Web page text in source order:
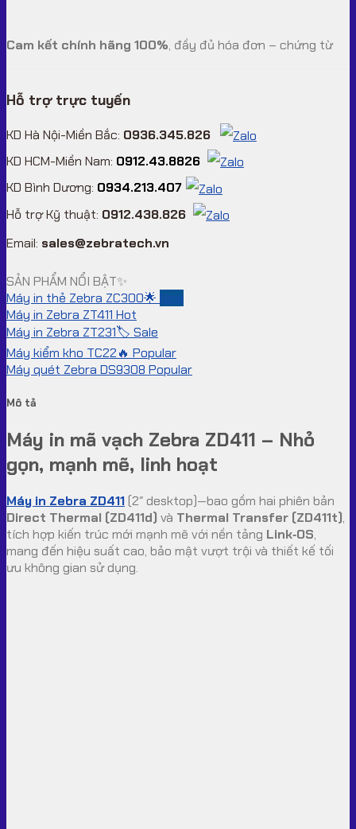
Cam kết chính hãng 100%, đầy đủ hóa đơn – chứng từ
Hỗ trợ trực tuyến
KD Hà Nội-Miền Bắc: 0936.345.826
KD HCM-Miền Nam: 0912.43.8826
KD Bình Dương: 0934.213.407
Hỗ trợ Kỹ thuật: 0912.438.826
Email: sales@zebratech.vn
SẢN PHẨM NỔI BẬT✨
Máy in thẻ Zebra ZC300🌟
Máy in Zebra ZT411
Máy in Zebra ZT231🏷️
Máy kiểm kho TC22🔥
Máy quét Zebra DS9308
Mô tả
Máy in mã vạch Zebra ZD411 – Nhỏ
gọn, mạnh mẽ, linh hoạt
Máy in Zebra ZD411(2″ desktop)—bao gồm hai phiên bản
Direct Thermal (ZD411d) và Thermal Transfer (ZD411t),
tích hợp kiến trúc mới mạnh mẽ với nền tảng Link‑OS,
mang đến hiệu suất cao, bảo mật vượt trội và thiết kế tối
ưu không gian sử dụng.